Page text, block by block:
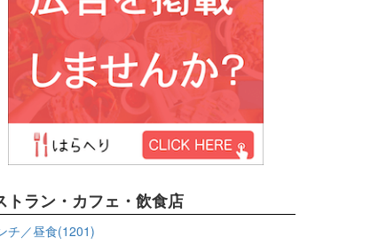
トラン・カフェ・飲食店
チ／昼食(1201)